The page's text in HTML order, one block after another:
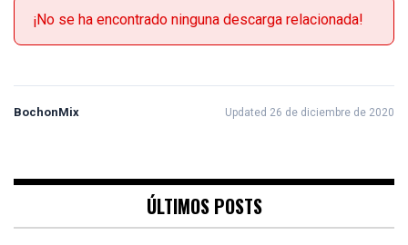
¡No se ha encontrado ninguna descarga relacionada!
BochonMix Updated 26 de diciembre de 2020
ÚLTIMOS POSTS